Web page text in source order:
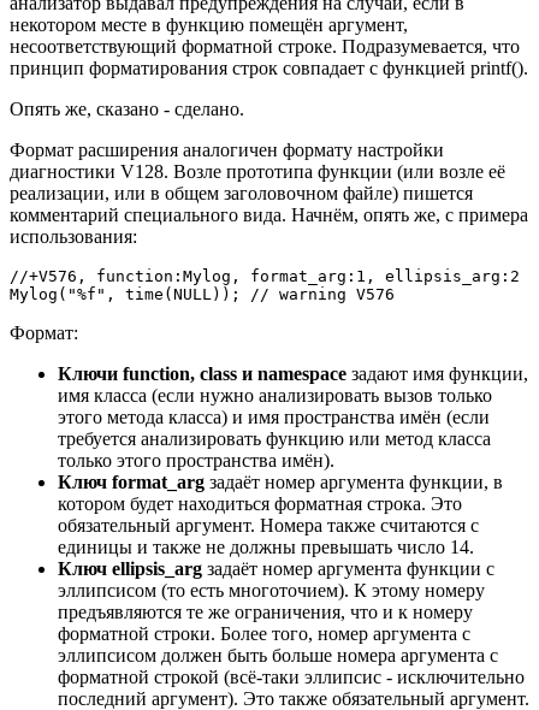
некотором месте в функцию помещён аргумент,
несоответствующий форматной строке. Подразумевается, что
принцип форматирования строк совпадает с функцией printf().
Опять же, сказано - сделано.
Формат расширения аналогичен формату настройки
диагностики V128. Возле прототипа функции (или возле её
реализации, или в общем заголовочном файле) пишется
комментарий специального вида. Начнём, опять же, с примера
использования:
//+V576, function:Mylog, format_arg:1, ellipsis_arg:2
Mylog("%f", time(NULL)); // warning V576
Формат:
Ключи function, class и namespace задают имя функции,
имя класса (если нужно анализировать вызов только
этого метода класса) и имя пространства имён (если
требуется анализировать функцию или метод класса
только этого пространства имён).
Ключ format_arg задаёт номер аргумента функции, в
котором будет находиться форматная строка. Это
обязательный аргумент. Номера также считаются с
единицы и также не должны превышать число 14.
Ключ ellipsis_arg задаёт номер аргумента функции с
эллипсисом (то есть многоточием). К этому номеру
предъявляются те же ограничения, что и к номеру
форматной строки. Более того, номер аргумента с
эллипсисом должен быть больше номера аргумента с
форматной строкой (всё-таки эллипсис - исключительно
последний аргумент). Это также обязательный аргумент.